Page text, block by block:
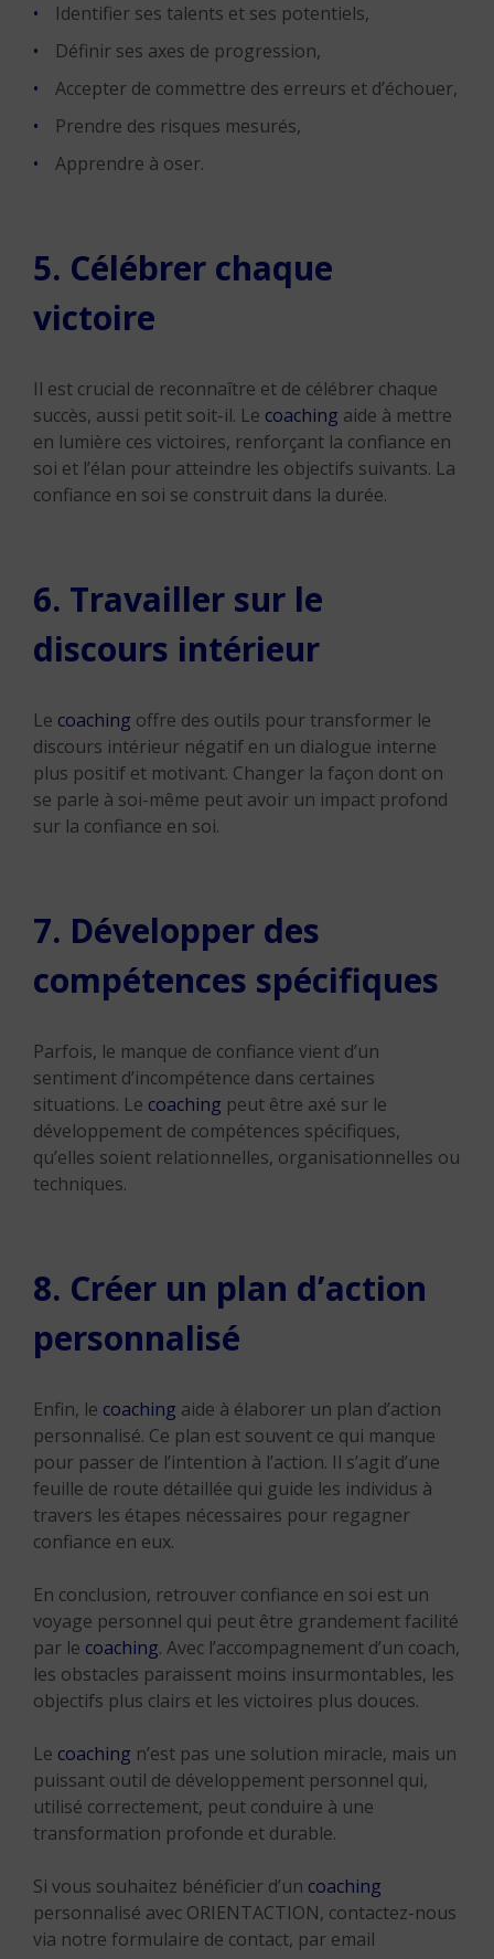
Identifier ses talents et ses potentiels,
Définir ses axes de progression,
Accepter de commettre des erreurs et d’échouer,
Prendre des risques mesurés,
Apprendre à oser.
5. Célébrer chaque
victoire
Il est crucial de reconnaître et de célébrer chaque
succès, aussi petit soit-il. Le coaching aide à mettre
en lumière ces victoires, renforçant la confiance en
soi et l’élan pour atteindre les objectifs suivants. La
confiance en soi se construit dans la durée.
6. Travailler sur le
discours intérieur
Le coaching offre des outils pour transformer le
discours intérieur négatif en un dialogue interne
plus positif et motivant. Changer la façon dont on
se parle à soi-même peut avoir un impact profond
sur la confiance en soi.
7. Développer des
compétences spécifiques
Parfois, le manque de confiance vient d’un
sentiment d’incompétence dans certaines
situations. Le coaching peut être axé sur le
développement de compétences spécifiques,
qu’elles soient relationnelles, organisationnelles ou
techniques.
8. Créer un plan d’action
personnalisé
Enfin, le coaching aide à élaborer un plan d’action
personnalisé. Ce plan est souvent ce qui manque
pour passer de l’intention à l’action. Il s’agit d’une
feuille de route détaillée qui guide les individus à
travers les étapes nécessaires pour regagner
confiance en eux.
En conclusion, retrouver confiance en soi est un
voyage personnel qui peut être grandement facilité
par le coaching. Avec l’accompagnement d’un coach,
les obstacles paraissent moins insurmontables, les
objectifs plus clairs et les victoires plus douces.
Le coaching n’est pas une solution miracle, mais un
puissant outil de développement personnel qui,
utilisé correctement, peut conduire à une
transformation profonde et durable.
Si vous souhaitez bénéficier d’un coaching
personnalisé avec ORIENTACTION, contactez-nous
via notre formulaire de contact, par email